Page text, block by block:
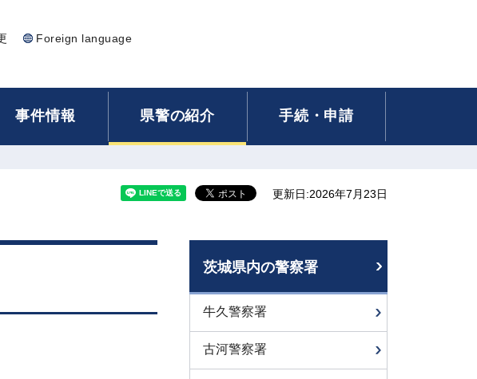
Foreign language
事件情報 県警の紹介 手続・申請
更新日:2026年7月23日
茨城県内の警察署
牛久警察署
古河警察署